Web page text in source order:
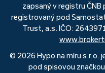
zapsaný v registru
registrovaný pod
Trust, a.s. IČO:
© 2026 Hypo na míru s.r.o.
pod spisovou